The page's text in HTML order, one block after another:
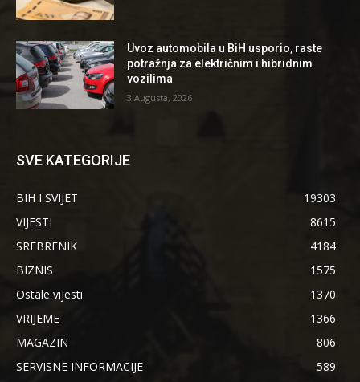
Uvoz automobila u BiH usporio, raste
potražnja za električnim i hibridnim
vozilima
3 Augusta, 2026
SVE KATEGORIJE
BIH I SVIJET
19303
VIJESTI
8615
SREBRENIK
4184
BIZNIS
1575
Ostale vijesti
1370
VRIJEME
1366
MAGAZIN
806
SERVISNE INFORMACIJE
589